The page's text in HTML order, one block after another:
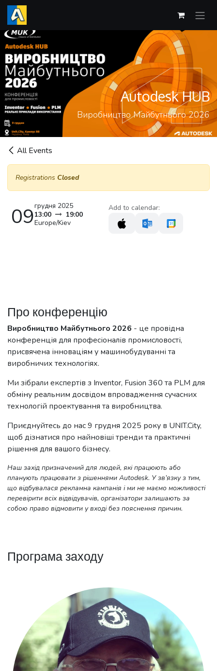
Skip to Content
Autodesk HUB
Виробництво Майбутнього 2026
All Events
Registrations Closed
09грудня 2025
13:00
19:00
Europe/Kiev
Add to calendar:
Про конференцію
Виробництво Майбутнього 2026 - це провідна
конференція для професіоналів промисловості,
присвячена інноваціям у машинобудуванні та
виробничих технологіях.
Ми зібрали експертів з Inventor, Fusion 360 та PLM для
обміну реальним досвідом впровадження сучасних
технологій проектування та виробництва.
Приєднуйтесь до нас9 грудня 2025 року в UNIT.City,
щоб дізнатися про найновіші тренди та практичні
рішення для вашого бізнесу.
Наш захід призначений для людей, які працюють або
планують працювати з рішеннями Autodesk. У зв’язку з тим,
що відбувалася рекламна кампанія і ми не маємо можливості
перевірити всіх відвідувачів, організатори залишають за
собою право відмовити у вході без пояснення причин.
Програма заходу